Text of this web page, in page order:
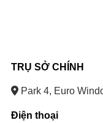
TRỤ SỞ CHÍNH
Park 4, Euro
Điện thoại